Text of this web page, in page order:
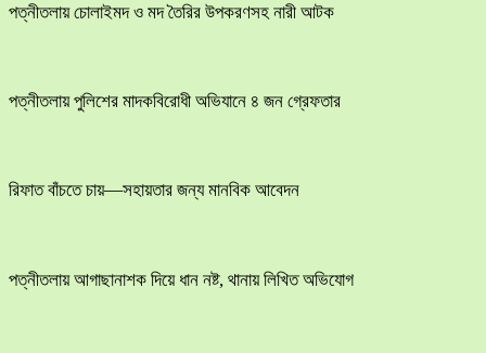
পত্নীতলায় চোলাইমদ ও মদ তৈরির উপকরণসহ নারী আটক
পত্নীতলায় পুলিশের মাদকবিরোধী অভিযানে ৪ জন গ্রেফতার
রিফাত বাঁচতে চায়—সহায়তার জন্য মানবিক আবেদন
পত্নীতলায় আগাছানাশক দিয়ে ধান নষ্ট, থানায় লিখিত অভিযোগ